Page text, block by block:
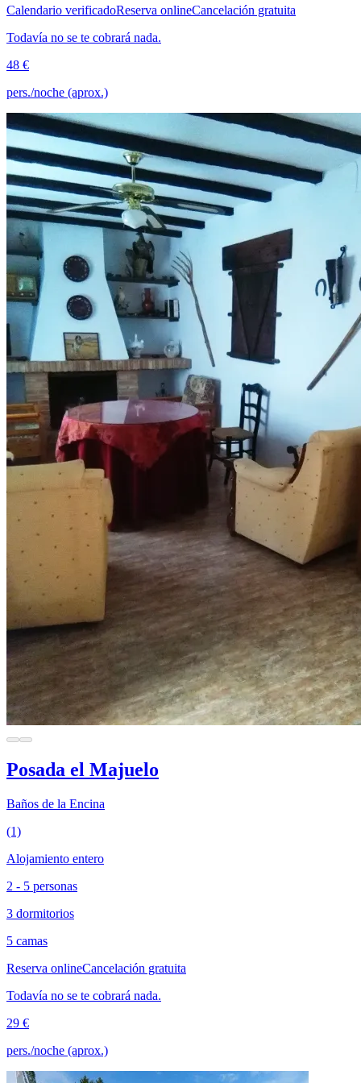
Calendario verificadoReserva onlineCancelación gratuita
Todavía no se te cobrará nada.
48 €
pers./noche (aprox.)
Posada el Majuelo
Baños de la Encina
(1)
Alojamiento entero
2 - 5 personas
3 dormitorios
5 camas
Reserva onlineCancelación gratuita
Todavía no se te cobrará nada.
29 €
pers./noche (aprox.)